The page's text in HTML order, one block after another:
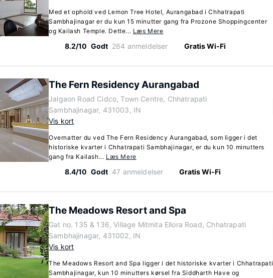
Med et ophold ved Lemon Tree Hotel, Aurangabad i Chhatrapati
Sambhajinagar er du kun 15 minutter gang fra Prozone Shoppingcenter
og Kailash Temple. Dette... Læs Mere
8.2/10 Godt 264 anmeldelser Gratis Wi-Fi
The Fern Residency Aurangabad
Jalgaon Road Cidco, Town Centre, Chhatrapati
Sambhajinagar, 431003, IN
Vis kort
Overnatter du ved The Fern Residency Aurangabad, som ligger i det
historiske kvarter i Chhatrapati Sambhajinagar, er du kun 10 minutters
gang fra Kailash... Læs Mere
8.4/10 Godt 47 anmeldelser Gratis Wi-Fi
The Meadows Resort and Spa
Gat no. 135 & 136, Village Mitmita Ellora Road, Chhatrapati
Sambhajinagar, 431002, IN
Vis kort
The Meadows Resort and Spa ligger i det historiske kvarter i Chhatrapati
Sambhajinagar, kun 10 minutters kørsel fra Siddharth Have og